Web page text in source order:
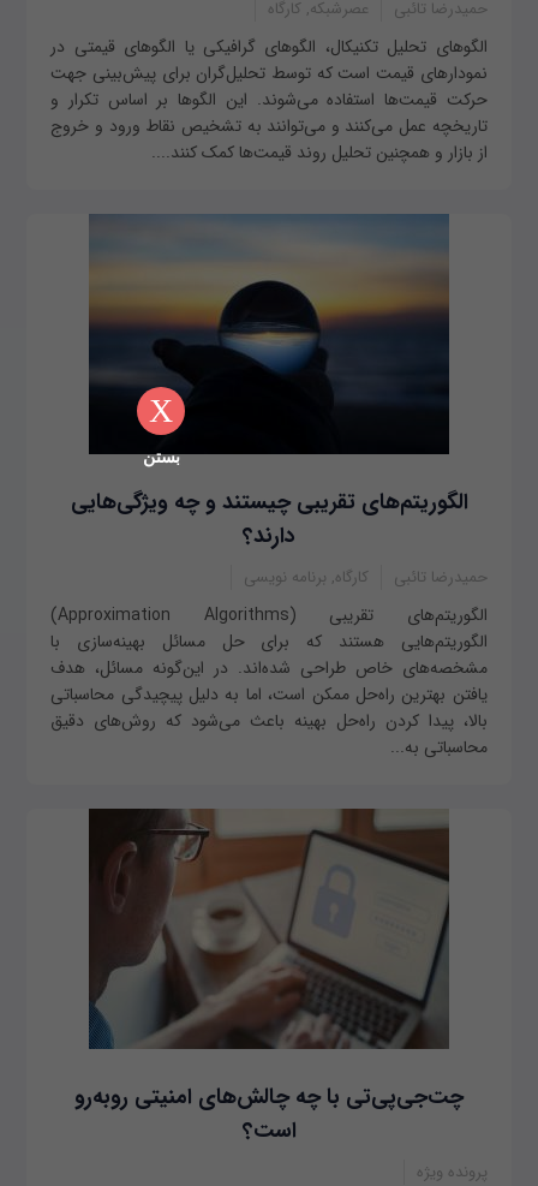
X
بستن
حمیدرضا تائبی عصرشبکه, کارگاه
الگوهای تحلیل تکنیکال، الگوهای گرافیکی یا الگوهای قیمتی در
نمودارهای قیمت است که توسط تحلیل‌گران برای پیش‌بینی جهت
حرکت قیمت‌ها استفاده می‌شوند. این الگوها بر اساس تکرار و
تاریخچه عمل می‌کنند و می‌توانند به تشخیص نقاط ورود و خروج
از بازار و همچنین تحلیل روند قیمت‌ها کمک کنند....
الگوریتم‌های تقریبی چیستند و چه ویژگی‌هایی
دارند؟
حمیدرضا تائبی کارگاه, برنامه نویسی
الگوریتم‌های تقریبی (Approximation Algorithms)
الگوریتم‌هایی هستند که برای حل مسائل بهینه‌سازی با
مشخصه‌های خاص طراحی شده‌اند. در این‌گونه مسائل، هدف
یافتن بهترین راه‌حل ممکن است، اما به دلیل پیچیدگی محاسباتی
بالا، پیدا کردن راه‌حل بهینه باعث می‌شود که روش‌های دقیق
محاسباتی به...
چت‌جی‌پی‌تی با چه چالش‌های امنیتی روبه‌رو
است؟
پرونده ویژه